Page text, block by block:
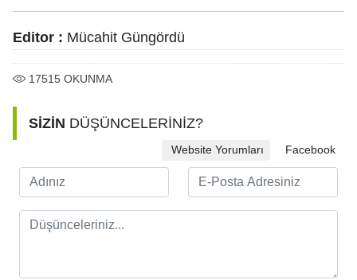
Editor : Mücahit Güngördü
17515 OKUNMA
SİZİN DÜŞÜNCELERİNİZ?
Website Yorumları Facebook